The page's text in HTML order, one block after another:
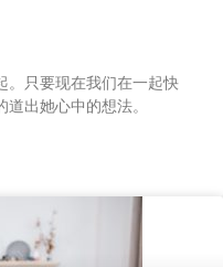
。只要现在我们在一起快
出她心中的想法。